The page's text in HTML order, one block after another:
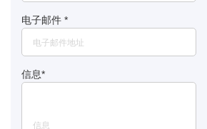
电子邮件 *
信息*